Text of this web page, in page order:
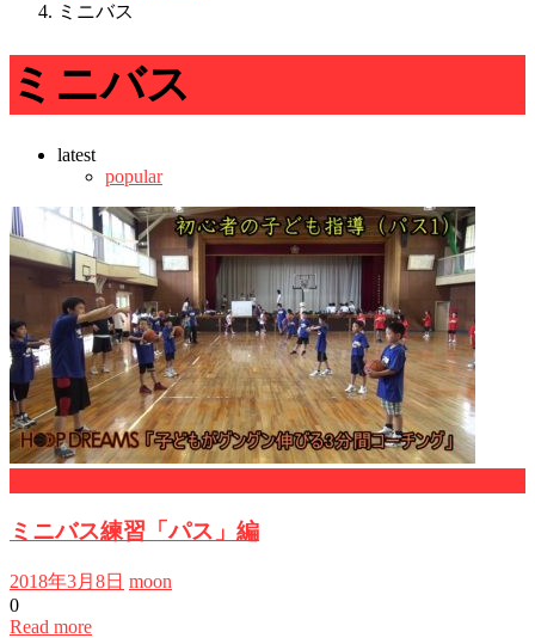
ミニバス
ミニバス
latest
popular
ミニバス練習「パス」編
2018年3月8日 moon
0
Read more